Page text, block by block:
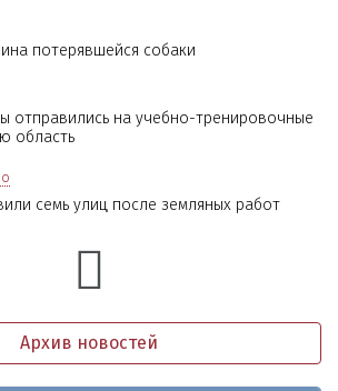
потерявшейся собаки
отправились на учебно-тренировочные
область
семь улиц после земляных работ
Архив новостей